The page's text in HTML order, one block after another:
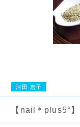
河田 恵子
【nail＊plus5°